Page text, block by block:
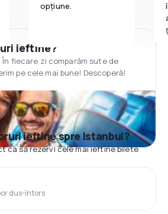
opțiune.
ieftine?
fiecare zi comparăm sute de
pe cele mai bune! Descoperă!
ieftine spre Istanbul?
ca să rezervi cele mai ieftine bilete
dus-întors